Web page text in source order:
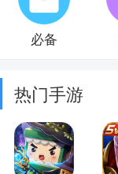
必备
热门手游